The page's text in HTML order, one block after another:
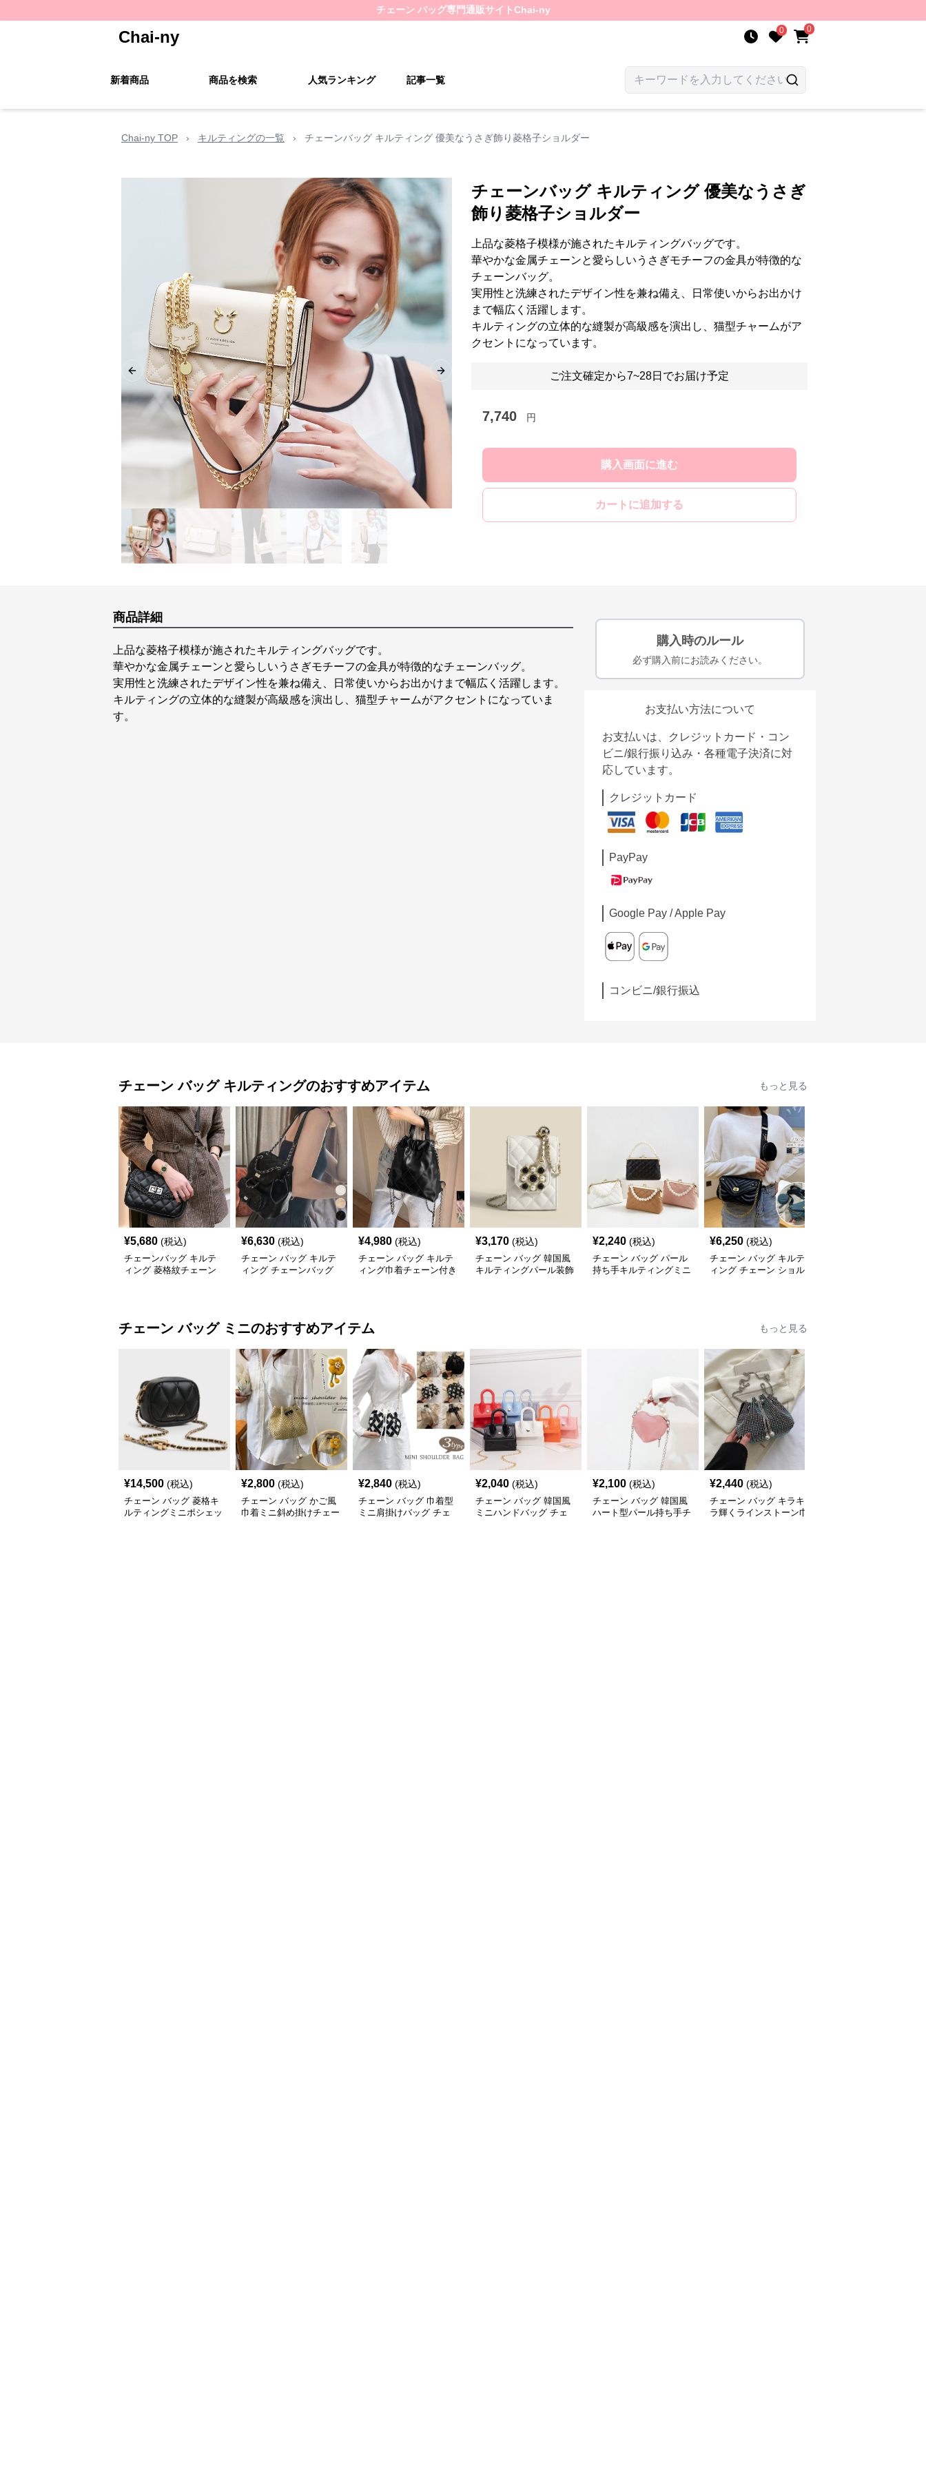
チェーン バッグ専門通販サイトChai-ny
Chai-ny 0 0
新着商品 商品を検索 人気ランキング 記事一覧
Chai-ny TOP › キルティングの一覧 › チェーンバッグ キルティング 優美なうさぎ飾り菱格子ショルダー
Previous slide Next slide
チェーンバッグ キルティング 優美なうさぎ
飾り菱格子ショルダー
上品な菱格子模様が施されたキルティングバッグです。
華やかな金属チェーンと愛らしいうさぎモチーフの金具が特徴的な
チェーンバッグ。
実用性と洗練されたデザイン性を兼ね備え、日常使いからお出かけ
まで幅広く活躍します。
キルティングの立体的な縫製が高級感を演出し、猫型チャームがア
クセントになっています。
ご注文確定から7~28日でお届け予定
7,740 円
購入画面に進む
カートに追加する
商品詳細
上品な菱格子模様が施されたキルティングバッグです。
華やかな金属チェーンと愛らしいうさぎモチーフの金具が特徴的なチェーンバッグ。
実用性と洗練されたデザイン性を兼ね備え、日常使いからお出かけまで幅広く活躍します。
キルティングの立体的な縫製が高級感を演出し、猫型チャームがアクセントになっていま
す。
購入時のルール
必ず購入前にお読みください。
お支払い方法について
お支払いは、クレジットカード・コン
ビニ/銀行振り込み・各種電子決済に対
応しています。
クレジットカード
PayPay
Google Pay / Apple Pay
コンビニ/銀行振込
チェーン バッグ キルティングのおすすめアイテム もっと見る
¥5,680 (税込)
チェーンバッグ キルテ
ィング 菱格紋チェーン
¥6,630 (税込)
チェーン バッグ キルテ
ィング チェーンバッグ
¥4,980 (税込)
チェーン バッグ キルテ
ィング巾着チェーン付き
¥3,170 (税込)
チェーン バッグ 韓国風
キルティングパール装飾
¥2,240 (税込)
チェーン バッグ パール
持ち手キルティングミニ
¥6,250 (税込)
チェーン バッグ キルテ
ィング チェーン ショル
チェーン バッグ ミニのおすすめアイテム もっと見る
¥14,500 (税込)
チェーン バッグ 菱格キ
ルティングミニポシェッ
¥2,800 (税込)
チェーン バッグ かご風
巾着ミニ斜め掛けチェー
¥2,840 (税込)
チェーン バッグ 巾着型
ミニ肩掛けバッグ チェ
¥2,040 (税込)
チェーン バッグ 韓国風
ミニハンドバッグ チェ
¥2,100 (税込)
チェーン バッグ 韓国風
ハート型パール持ち手チ
¥2,440 (税込)
チェーン バッグ キラキ
ラ輝くラインストーン巾